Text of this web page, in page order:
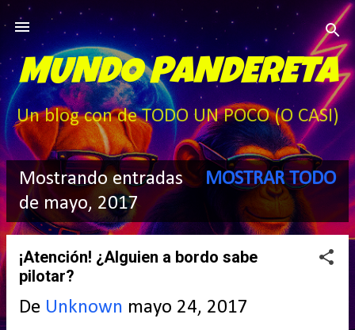
Ir al contenido principal
MUNDO PANDERETA
Un blog con de TODO UN POCO (O CASI)
E
n
Mostrando entradas
de mayo, 2017
MOSTRAR TODO
¡Atención! ¿Alguien a bordo sabe
pilotar?
De Unknown mayo 24, 2017